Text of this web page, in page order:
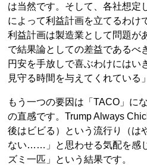
は当然です。そして、各社想定
によって利益計画を立てるわけ
利益計画は製造業として問題が
で結果論としての差益であるべ
円安を手放しで喜ぶわけにはい
見守る時間を与えてくれている
もう一つの要因は「TACO」に
の直感です。Trump Always
後はビビる）という流行り（は
ない……」と思わせる気配を感
ズミ一匹」という結果です。